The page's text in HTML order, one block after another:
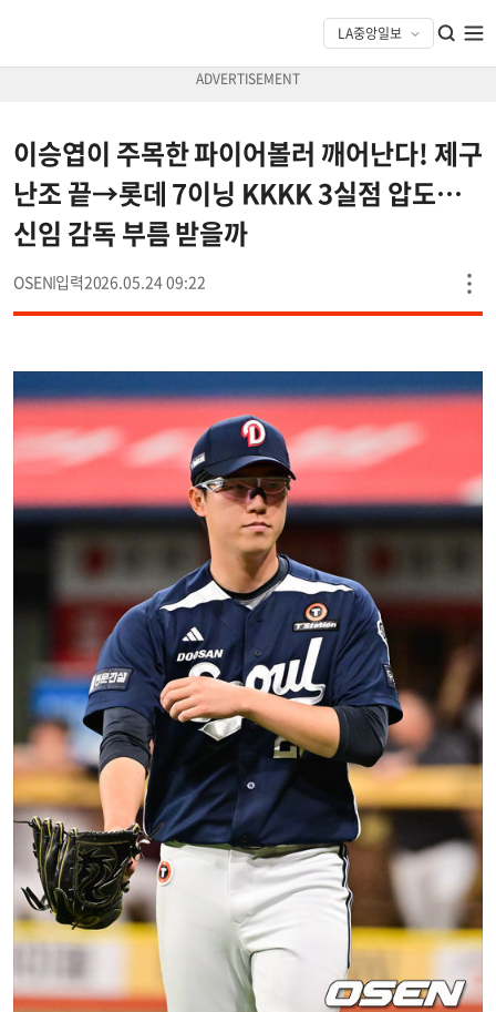
이승엽이 주목한 파이어볼러 깨어난다! 제구
난조 끝→롯데 7이닝 KKKK 3실점 압도…
신임 감독 부름 받을까
OSEN 2026.05.24 09:22